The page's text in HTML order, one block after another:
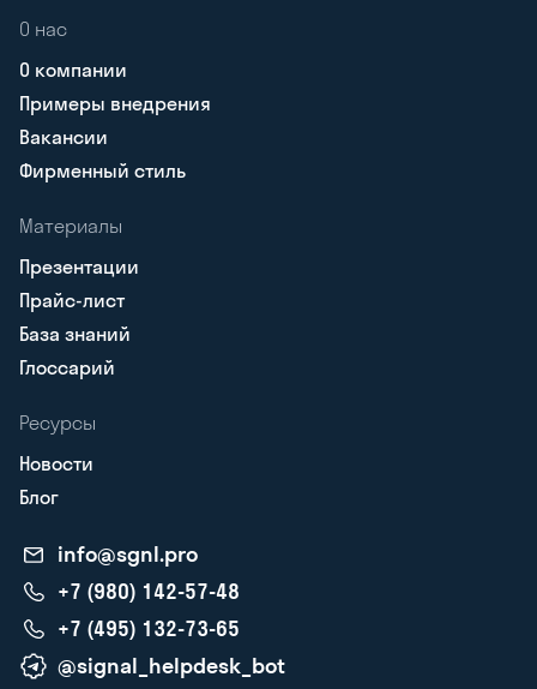
О нас
О компании
Примеры внедрения
Вакансии
Фирменный стиль
Материалы
Презентации
Прайс-лист
База знаний
Глоссарий
Ресурсы
Новости
Блог
info@sgnl.pro
+7 (980) 142-57-48
+7 (495) 132-73-65
@signal_helpdesk_bot